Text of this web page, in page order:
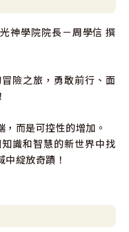
神學院院長－周學信 撰
險之旅，勇敢前行、面
而是可控性的增加。
識和智慧的新世界中找
綻放奇蹟！